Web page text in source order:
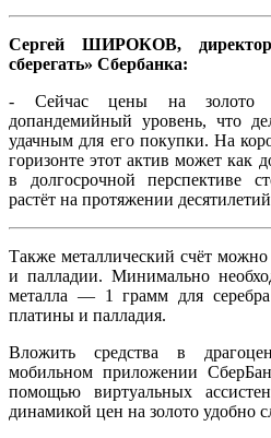
Сергей ШИРОКОВ,
сберегать» Сбербанка:
- Сейчас цены на золото
допандемийный уровень, что
удачным для его покупки. На
горизонте этот актив может как
в долгосрочной перспективе
растёт на протяжении
Также металлический счёт можно
и палладии. Минимально
металла — 1 грамм для
платины и палладия.
Вложить средства в
мобильном приложении
помощью виртуальных
динамикой цен на золото удобно